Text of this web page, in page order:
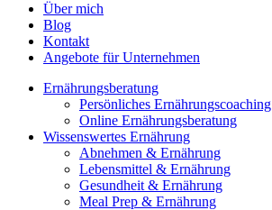
Über mich
Blog
Kontakt
Angebote für Unternehmen
Ernährungsberatung
Persönliches Ernährungscoaching
Online Ernährungsberatung
Wissenswertes Ernährung
Abnehmen & Ernährung
Lebensmittel & Ernährung
Gesundheit & Ernährung
Meal Prep & Ernährung